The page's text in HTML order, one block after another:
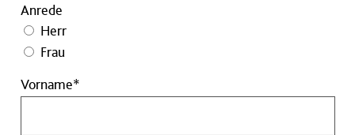
Anrede
Herr
Frau
Vorname*
Pflichtfeld